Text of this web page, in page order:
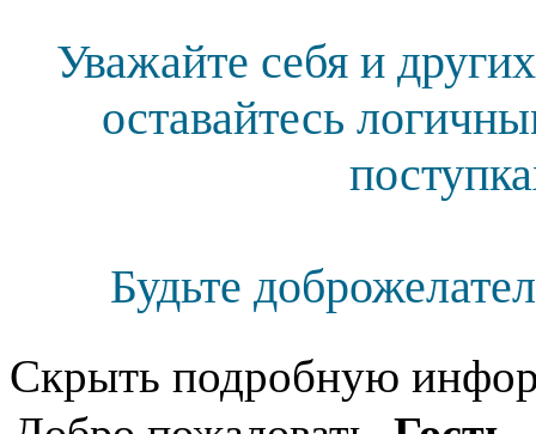
Уважайте себя и
оставайтесь
Будьте
Скрыть подробную